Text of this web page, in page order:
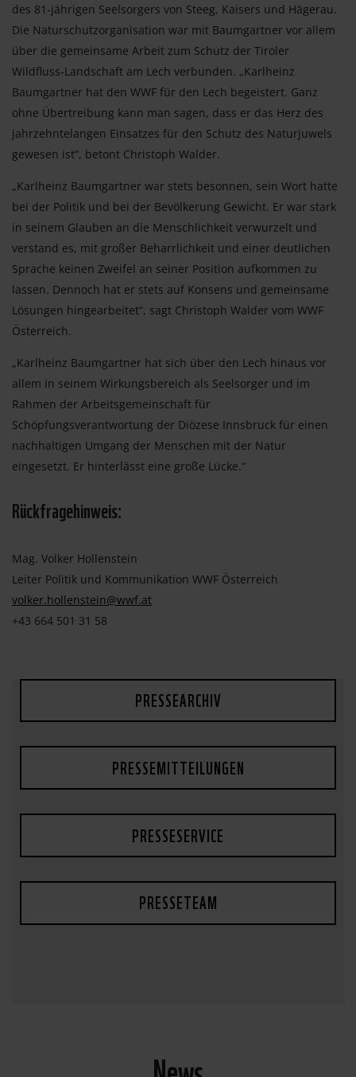
des 81-jährigen Seelsorgers von Steeg, Kaisers und Hägerau.
Die Naturschutzorganisation war mit Baumgartner vor allem
über die gemeinsame Arbeit zum Schutz der Tiroler
Wildfluss-Landschaft am Lech verbunden. „Karlheinz
Baumgartner hat den WWF für den Lech begeistert. Ganz
ohne Übertreibung kann man sagen, dass er das Herz des
jahrzehntelangen Einsatzes für den Schutz des Naturjuwels
gewesen ist“, betont Christoph Walder.
„Karlheinz Baumgartner war stets besonnen, sein Wort hatte
bei der Politik und bei der Bevölkerung Gewicht. Er war stark
in seinem Glauben an die Menschlichkeit verwurzelt und
verstand es, mit großer Beharrlichkeit und einer deutlichen
Sprache keinen Zweifel an seiner Position aufkommen zu
lassen. Dennoch hat er stets auf Konsens und gemeinsame
Lösungen hingearbeitet“, sagt Christoph Walder vom WWF
Österreich.
„Karlheinz Baumgartner hat sich über den Lech hinaus vor
allem in seinem Wirkungsbereich als Seelsorger und im
Rahmen der Arbeitsgemeinschaft für
Schöpfungsverantwortung der Diözese Innsbruck für einen
nachhaltigen Umgang der Menschen mit der Natur
eingesetzt. Er hinterlässt eine große Lücke.“
Rückfragehinweis:
Mag. Volker Hollenstein
Leiter Politik und Kommunikation WWF Österreich
volker.hollenstein@wwf.at
+43 664 501 31 58
PRESSEARCHIV
PRESSEMITTEILUNGEN
PRESSESERVICE
PRESSETEAM